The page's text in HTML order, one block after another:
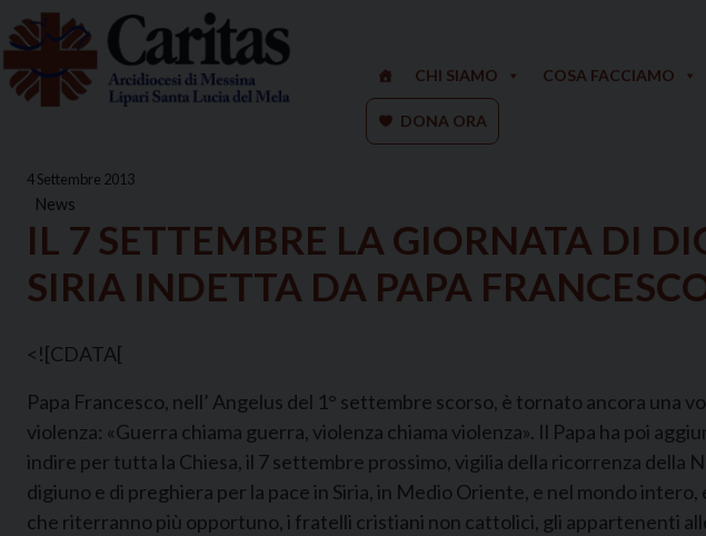
Skip
to
content
CHI SIAMO COSA FACCIAMO
DONA ORA
4 Settembre 2013
News
IL 7 SETTEMBRE LA GIORNATA DI
SIRIA INDETTA DA PAPA
<![CDATA[
Papa Francesco, nell’ Angelus del 1° settembre scorso, è tornato ancora una
violenza: «Guerra chiama guerra, violenza chiama violenza». Il Papa ha poi
indire per tutta la Chiesa, il 7 settembre prossimo, vigilia della ricorrenza della
digiuno e di preghiera per la pace in Siria, in Medio Oriente, e nel mondo
che riterranno più opportuno, i fratelli cristiani non cattolici, gli appartenenti